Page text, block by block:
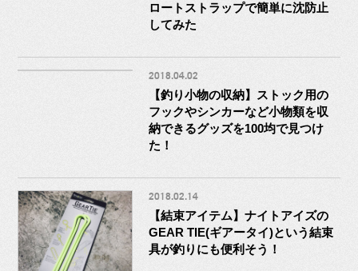
ロートストラップで簡単に沈防止
してみた
2018.04.02
【釣り小物の収納】ストック用の
フックやシンカーなど小物類を収
納できるグッズを100均で見つけ
た！
2018.02.14
【結束アイテム】ナイトアイズの
GEAR TIE(ギアータイ)という結束
具が釣りにも便利そう！